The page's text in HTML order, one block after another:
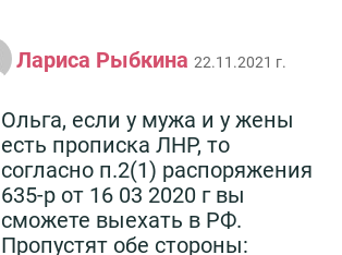
Лариса Рыбкина 22.11.2021 г.
Ольга, если у мужа и у жены
есть прописка ЛНР, то
согласно п.2(1) распоряжения
635-р от 16 03 2020 г вы
сможете выехать в РФ.
Пропустят обе стороны: